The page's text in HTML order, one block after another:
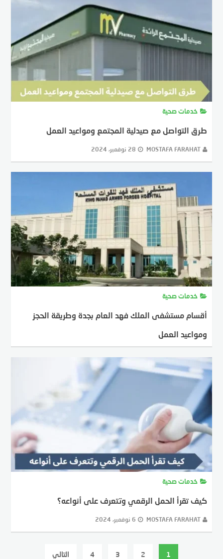
خدمات صحية
طرق التواصل مع صيدلية المجتمع ومواعيد العمل
MOSTAFA FARAHAT 28 نوفمبر، 2024
خدمات صحية
أقسام مستشفى الملك فهد العام بجدة وطريقة الحجز
ومواعيد العمل
خدمات صحية
كيف تقرأ الحمل الرقمي وتتعرف على أنواعه؟
MOSTAFA FARAHAT 6 نوفمبر، 2024
1
2
3
4 التالي